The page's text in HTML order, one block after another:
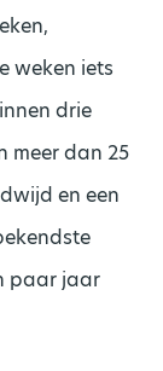
weken iets
drie
meer dan 25
en een
paar jaar